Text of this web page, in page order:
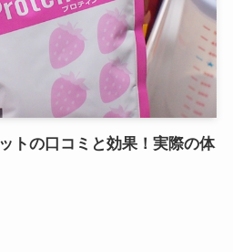
トの口コミと効果！実際の体